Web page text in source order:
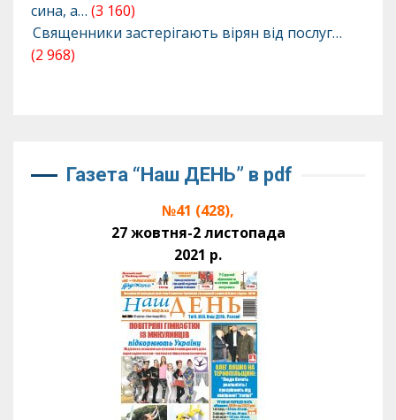
сина, а… (3 160)
Священники застерігають вірян від послуг…
(2 968)
Газета “Наш ДЕНЬ” в pdf
№41 (428),
27 жовтня-2 листопада
2021 р.